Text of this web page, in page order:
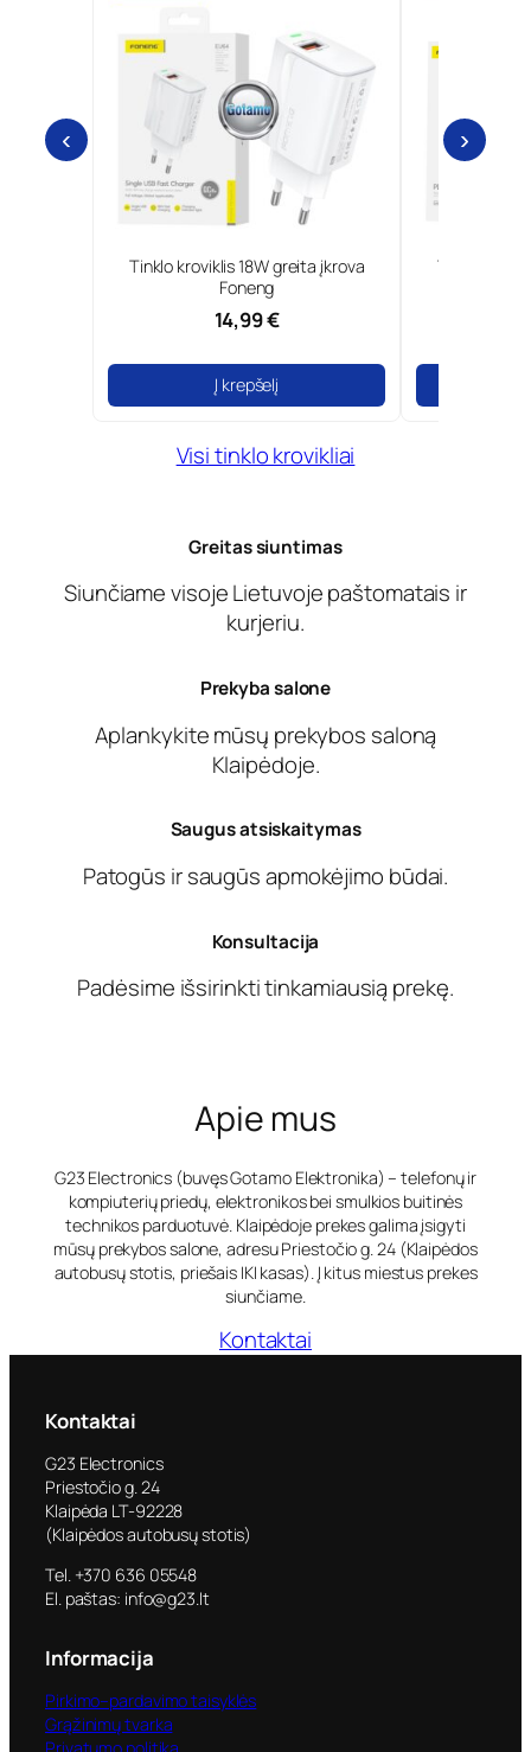
‹
Tinklo kroviklis 18W greita įkrova
Foneng
14,99 €
Į krepšelį
Type-C tinklo
›
Visi tinklo krovikliai
Greitas siuntimas
Siunčiame visoje Lietuvoje paštomatais ir
kurjeriu.
Prekyba salone
Aplankykite mūsų prekybos saloną
Klaipėdoje.
Saugus atsiskaitymas
Patogūs ir saugūs apmokėjimo būdai.
Konsultacija
Padėsime išsirinkti tinkamiausią prekę.
Apie mus
G23 Electronics (buvęs Gotamo Elektronika) – telefonų ir
kompiuterių priedų, elektronikos bei smulkios buitinės
technikos parduotuvė. Klaipėdoje prekes galima įsigyti
mūsų prekybos salone, adresu Priestočio g. 24 (Klaipėdos
autobusų stotis, priešais IKI kasas). Į kitus miestus prekes
siunčiame.
Kontaktai
Kontaktai
G23 Electronics
Priestočio g. 24
Klaipėda LT-92228
(Klaipėdos autobusų stotis)
Tel. +370 636 05548
El. paštas: info@g23.lt
Informacija
Pirkimo–pardavimo taisyklės
Grąžinimų tvarka